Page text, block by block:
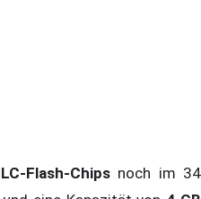
Flash-Chipsnoch im 34